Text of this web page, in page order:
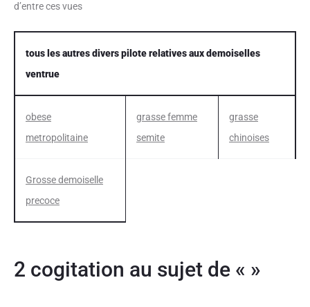
d’entre ces vues
tous les autres divers pilote relatives aux demoiselles
ventrue
obese
metropolitaine
grasse femme
semite
grasse
chinoises
Grosse demoiselle
precoce
2 cogitation au sujet de « »